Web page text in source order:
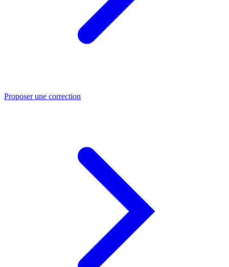
Proposer une correction